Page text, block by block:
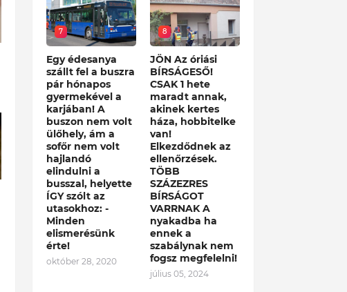
7
Egy édesanya
szállt fel a buszra
pár hónapos
gyermekével a
karjában! A
buszon nem volt
ülőhely, ám a
sofőr nem volt
hajlandó
elindulni a
busszal, helyette
ÍGY szólt az
utasokhoz: -
Minden
elismerésünk
érte!
október 28, 2020
8
JÖN Az óriási
BÍRSÁGESŐ!
CSAK 1 hete
maradt annak,
akinek kertes
háza, hobbitelke
van!
Elkezdődnek az
ellenőrzések.
TÖBB
SZÁZEZRES
BÍRSÁGOT
VARRNAK A
nyakadba ha
ennek a
szabálynak nem
fogsz megfelelni!
július 05, 2024